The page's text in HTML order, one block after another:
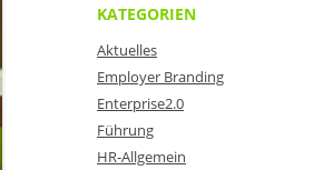
KATEGORIEN
Aktuelles
Employer Branding
Enterprise2.0
Führung
HR-Allgemein